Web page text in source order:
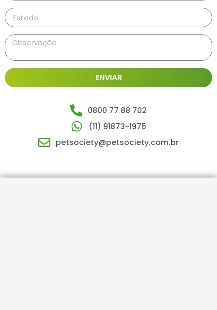
ENVIAR
0800 77 88 702
(11) 91873-1975
petsociety@petsociety.com.br